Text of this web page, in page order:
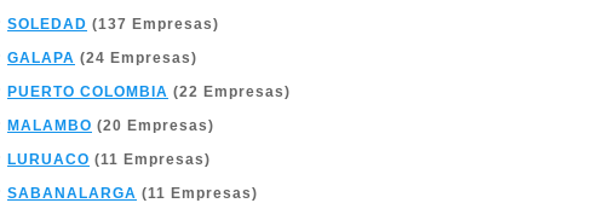
SOLEDAD (137 Empresas)
GALAPA (24 Empresas)
PUERTO COLOMBIA (22 Empresas)
MALAMBO (20 Empresas)
LURUACO (11 Empresas)
SABANALARGA (11 Empresas)